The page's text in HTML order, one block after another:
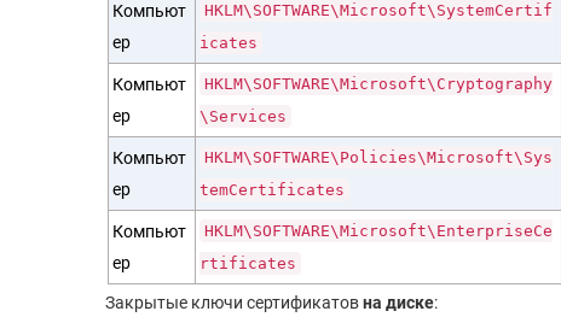
Компьют
ер
HKLM\SOFTWARE\Microsoft\SystemCertif
icates
Компьют
ер
HKLM\SOFTWARE\Microsoft\Cryptography
\Services
Компьют
ер
HKLM\SOFTWARE\Policies\Microsoft\Sys
temCertificates
Компьют
ер
HKLM\SOFTWARE\Microsoft\EnterpriseCe
rtificates
Закрытые ключи сертификатовна диске: